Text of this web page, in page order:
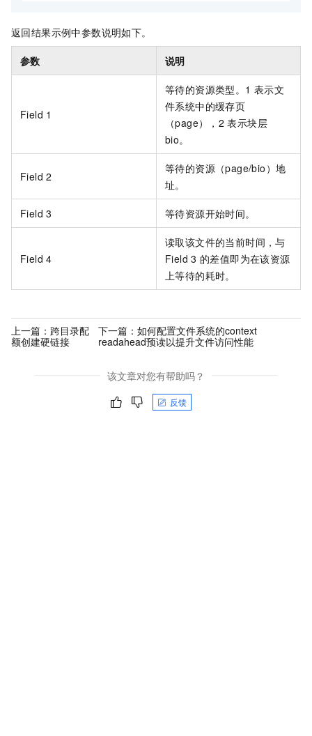
返回结果示例中参数说明如下。
参数 说明
Field 1
等待的资源类型。1 表示文
件系统中的缓存页
（page），2 表示块层
bio。
Field 2
等待的资源（page/bio）地
址。
Field 3 等待资源开始时间。
Field 4
读取该文件的当前时间，与
Field 3 的差值即为在该资源
上等待的耗时。
上一篇： 跨目录配
额创建硬链接
下一篇：如何配置文件系统的context
readahead预读以提升文件访问性能
该文章对您有帮助吗？
反馈